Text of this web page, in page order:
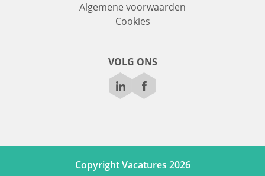
Algemene voorwaarden
Cookies
VOLG ONS
Copyright Vacatures 2026